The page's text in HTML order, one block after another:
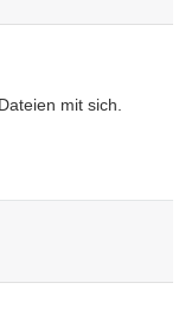
mit sich.